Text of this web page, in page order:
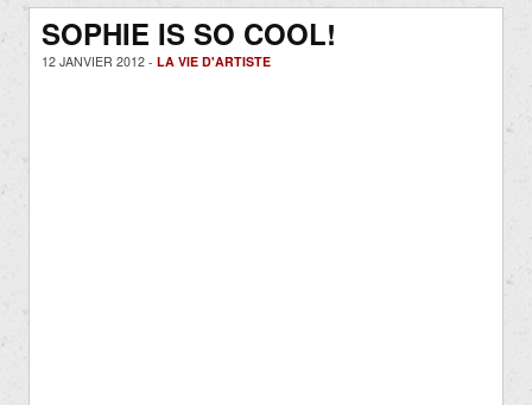
SOPHIE IS SO COOL!
12 JANVIER 2012 - LA VIE D'ARTISTE